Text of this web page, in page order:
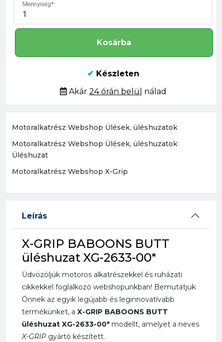
Mennyiség
Kosárba
✔ Készleten
Akár 24 órán belül nálad
Motoralkatrész›Webshop›Ülések, üléshuzatok
Motoralkatrész›Webshop›Ülések, üléshuzatok›
Üléshuzat
Motoralkatrész›Webshop›X-Grip
Leírás
X-GRIP BABOONS BUTT
üléshuzat XG-2633-00*
Üdvözöljük motoros alkatrészekkel és ruházati
cikkekkel foglalkozó webshopunkban! Bemutatjuk
Önnek az egyik legújabb és leginnovatívabb
termékünket, a X-GRIP BABOONS BUTT
üléshuzat XG-2633-00* modellt, amelyet a neves
X-GRIP gyártó készített.